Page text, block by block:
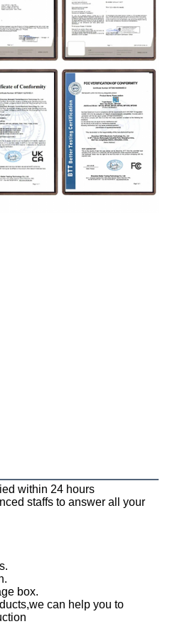
within 24 hours
staffs to answer all your
box.
can help you to